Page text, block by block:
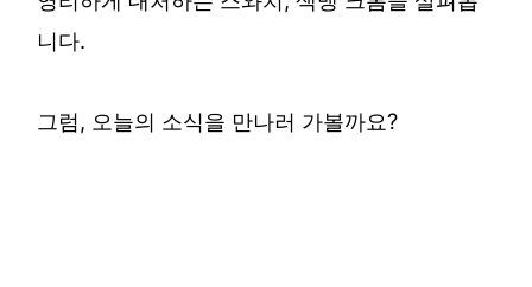
니다.
그럼, 오늘의 소식을 만나러 가볼까요?